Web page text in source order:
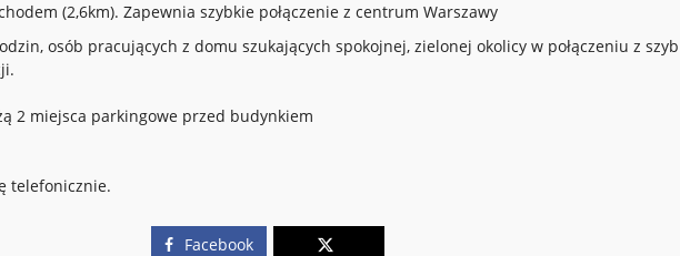
(2,6km). Zapewnia szybkie połączenie z centrum Warszawy
osób pracujących z domu szukających spokojnej, zielonej okolicy w połączeniu z
2 miejsca parkingowe przed budynkiem
telefonicznie.
Facebook